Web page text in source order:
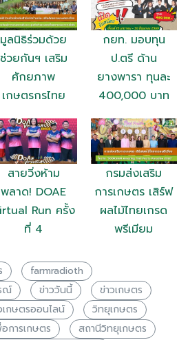
มูลนิธิร่วมด้วย
ช่วยกันฯ เสริม
ศักยภาพ
เกษตรกรไทย
กยท. มอบทุน
ป.ตรี ด้าน
ยางพารา ทุนละ
400,000 บาท
สายวิ่งห้าม
พลาด! DOAE
Run ครั้ง
ที่ 4
กรมส่งเสริม
การเกษตร เสิร์ฟ
ผลไม้ไทยเกรด
พรีเมียม
farmradioth
ณ์
ข่าววันนี้
ข่าวเกษตร
เกษตรออนไลน์
วิทยุเกษตร
การเกษตร
สถานีวิทยุเกษตร